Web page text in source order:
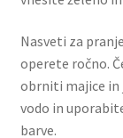
Nasveti za
operete ročno.
obrniti majice
vodo in
barve.